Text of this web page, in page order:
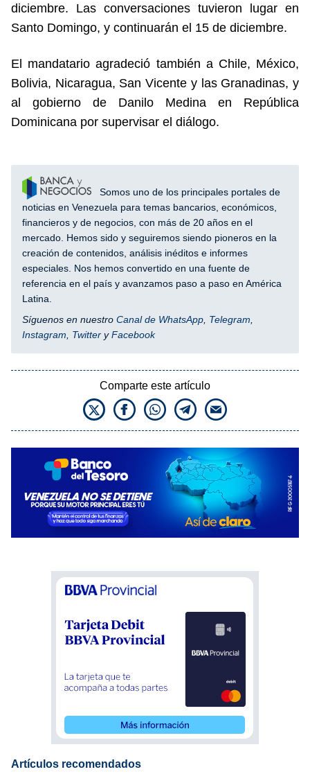
diciembre. Las conversaciones tuvieron lugar en
Santo Domingo, y continuarán el 15 de diciembre.
El mandatario agradeció también a Chile, México,
Bolivia, Nicaragua, San Vicente y las Granadinas, y
al gobierno de Danilo Medina en República
Dominicana por supervisar el diálogo.
Somos uno de los principales portales de
noticias en Venezuela para temas bancarios, económicos,
financieros y de negocios, con más de 20 años en el
mercado. Hemos sido y seguiremos siendo pioneros en la
creación de contenidos, análisis inéditos e informes
especiales. Nos hemos convertido en una fuente de
referencia en el país y avanzamos paso a paso en América
Latina.
Síguenos en nuestro Canal de WhatsApp Telegram
Instagram
Twitter yFacebook
Comparte este artículo
Artículos recomendados